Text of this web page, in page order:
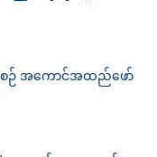
စဉ် အကောင်အထည်ဖော်